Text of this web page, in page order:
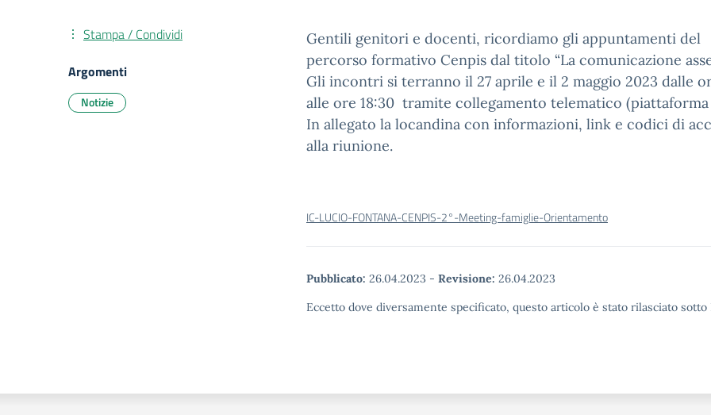
Gentili genitori e docenti, ricordiamo gli appuntamenti del
percorso formativo Cenpis dal titolo “La comunicazione
Gli incontri si terranno il 27 aprile e il 2 maggio 2023 dalle
alle ore 18:30 tramite collegamento telematico (piattaforma
In allegato la locandina con informazioni, link e codici di
alla riunione.
IC-LUCIO-FONTANA-CENPIS-2°-Meeting-famiglie-Orientamento
Pubblicato: 26.04.2023 - Revisione: 26.04.2023
Eccetto dove diversamente specificato, questo articolo è stato rilasciato
Stampa / Condividi
Argomenti
Notizie